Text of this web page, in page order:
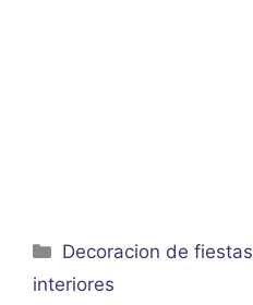
Categorías
Decoracion de fiestas
interiores